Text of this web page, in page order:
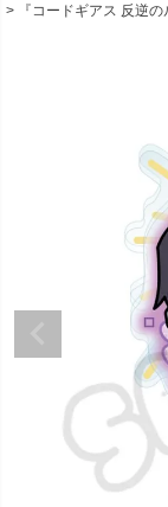
『コードギアス 反逆